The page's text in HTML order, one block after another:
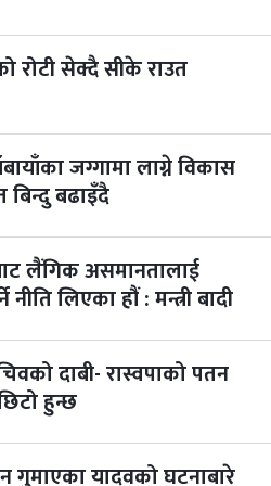
रोटी सेक्दै सीके राउत
जग्गामा लाग्ने विकास
बढाइँदै
लैंगिक असमानतालाई
नीति लिएका हौं : मन्त्री बादी
दाबी- रास्वपाको पतन
हुन्छ
गुमाएका यादवको घटनाबारे